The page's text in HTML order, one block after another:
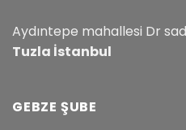
Aydıntepe mahallesi Dr
Tuzla İstanbul
GEBZE ŞUBE